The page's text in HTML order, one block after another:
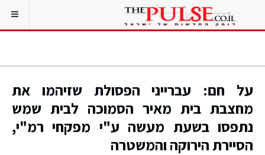
על חם: עברייני הפסולת שזיהמו את
מחצבת בית מאיר הסמוכה לבית שמש
נתפסו בשעת מעשה ע"י מפקחי רמ"י,
הסיירת הירוקה והמשטרה